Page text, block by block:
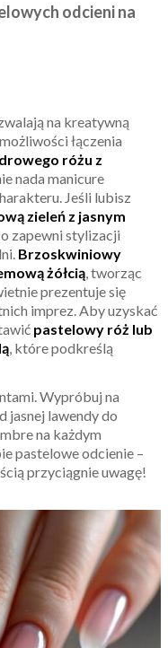
odcieni na
na kreatywną
łączenia
różu z
nada manicure
Jeśli lubisz
zieleń z jasnym
zapewni stylizacji
Brzoskwiniowy
żółcią , tworząc
prezentuje się
imprez. Aby uzyskać
pastelowy róż lub
, które podkreślą
Wypróbuj na
jasnej lawendy do
na każdym
pastelowe odcienie –
przyciągnie uwagę!